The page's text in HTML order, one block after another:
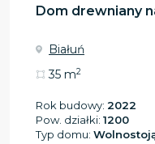
Dom drewniany
Białuń
35 m2
Rok budowy: 2022
Pow. działki: 1200
Typ domu: